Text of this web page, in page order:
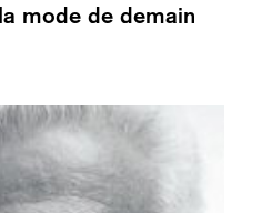
mode de demain